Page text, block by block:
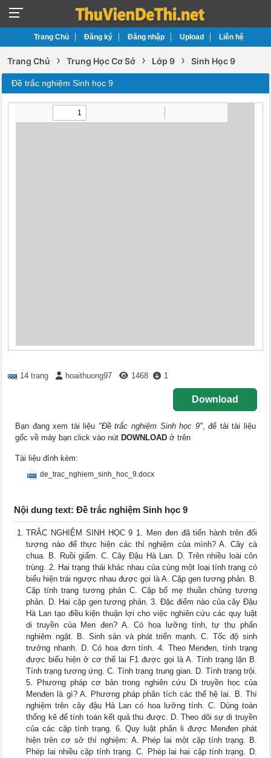
Trang Chủ Đăng ký Đăng nhập Upload Liên hệ
Trang Chủ › Trung Học Cơ Sở › Lớp 9 › Sinh Học 9
Đề trắc nghiệm Sinh học 9
14 trang hoaithuong97 1468 1
Download
Bạn đang xem tài liệu "Đề trắc nghiệm Sinh học 9", để tải tài liệu
gốc về máy bạn click vào nút DOWNLOAD ở trên
Tài liệu đính kèm:
de_trac_nghiem_sinh_hoc_9.docx
Nội dung text: Đề trắc nghiệm Sinh học 9
TRẮC NGHIỆM SINH HỌC 9 1. Men đen đã tiến hành trên đối
tượng nào để thực hiện các thí nghiệm của mình? A. Cây cà
chua. B. Ruồi giấm. C. Cây Đậu Hà Lan. D. Trên nhiều loài côn
trùng. 2. Hai trạng thái khác nhau của cùng một loại tính trạng có
biểu hiện trái ngược nhau được gọi là A. Cặp gen tương phản. B.
Cặp tính trạng tương phản C. Cặp bố mẹ thuần chủng tương
phản. D. Hai cặp gen tương phản. 3. Đặc điểm nào của cây Đậu
Hà Lan tạo điều kiện thuận lợi cho việc nghiên cứu các quy luật
di truyền của Men đen? A. Có hoa lưỡng tính, tự thụ phấn
nghiêm ngặt. B. Sinh sản và phát triển mạnh. C. Tốc độ sinh
trưởng nhanh. D. Có hoa đơn tính. 4. Theo Menđen, tính trạng
được biểu hiện ở cơ thể lai F1 được gọi là A. Tính trạng lặn B.
Tính trạng tương ứng. C. Tính trạng trung gian. D. Tính trạng trội.
5. Phương pháp cơ bản trong nghiên cứu Di truyền học của
Menđen là gì? A. Phương pháp phân tích các thế hệ lai. B. Thí
nghiệm trên cây đậu Hà Lan có hoa lưỡng tính. C. Dùng toán
thống kê để tính toán kết quả thu được. D. Theo dõi sự di truyền
của các cặp tính trạng. 6. Quy luật phân li được Menđen phát
hiện trên cơ sở thí nghiệm: A. Phép lai một cặp tính trạng. B.
Phép lai nhiều cặp tính trạng. C. Phép lai hai cặp tính trạng. D.